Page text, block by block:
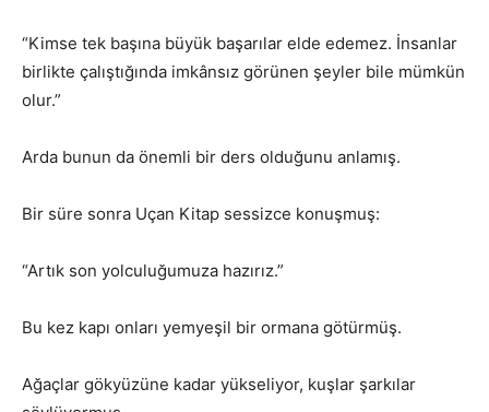
“Kimse tek başına büyük başarılar elde edemez. İnsanlar
birlikte çalıştığında imkânsız görünen şeyler bile mümkün
olur.”
Arda bunun da önemli bir ders olduğunu anlamış.
Bir süre sonra Uçan Kitap sessizce konuşmuş:
“Artık son yolculuğumuza hazırız.”
Bu kez kapı onları yemyeşil bir ormana götürmüş.
Ağaçlar gökyüzüne kadar yükseliyor, kuşlar şarkılar